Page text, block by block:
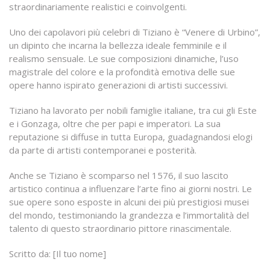
straordinariamente realistici e coinvolgenti.
Uno dei capolavori più celebri di Tiziano è “Venere di Urbino”,
un dipinto che incarna la bellezza ideale femminile e il
realismo sensuale. Le sue composizioni dinamiche, l’uso
magistrale del colore e la profondità emotiva delle sue
opere hanno ispirato generazioni di artisti successivi.
Tiziano ha lavorato per nobili famiglie italiane, tra cui gli Este
e i Gonzaga, oltre che per papi e imperatori. La sua
reputazione si diffuse in tutta Europa, guadagnandosi elogi
da parte di artisti contemporanei e posterità.
Anche se Tiziano è scomparso nel 1576, il suo lascito
artistico continua a influenzare l’arte fino ai giorni nostri. Le
sue opere sono esposte in alcuni dei più prestigiosi musei
del mondo, testimoniando la grandezza e l’immortalità del
talento di questo straordinario pittore rinascimentale.
Scritto da: [Il tuo nome]